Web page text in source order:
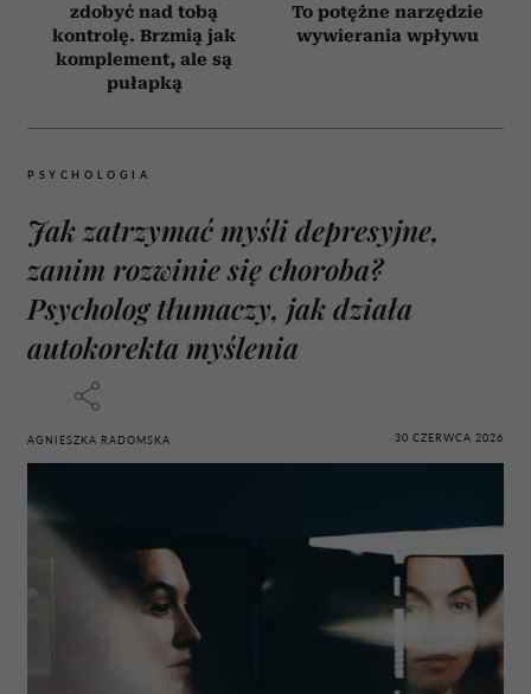
zdobyć nad tobą
kontrolę. Brzmią jak
komplement, ale są
pułapką
To potężne narzędzie
wywierania wpływu
PSYCHOLOGIA
Jak zatrzymać myśli depresyjne,
zanim rozwinie się choroba?
Psycholog tłumaczy, jak działa
autokorekta myślenia
AGNIESZKA RADOMSKA 30 CZERWCA 2026